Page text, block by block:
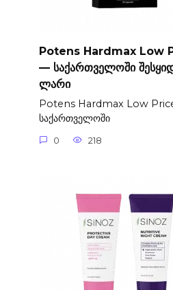
Potens Hardmax Low
— საქართველოში
ლარი
Potens Hardmax Low
საქართველოში
0 218